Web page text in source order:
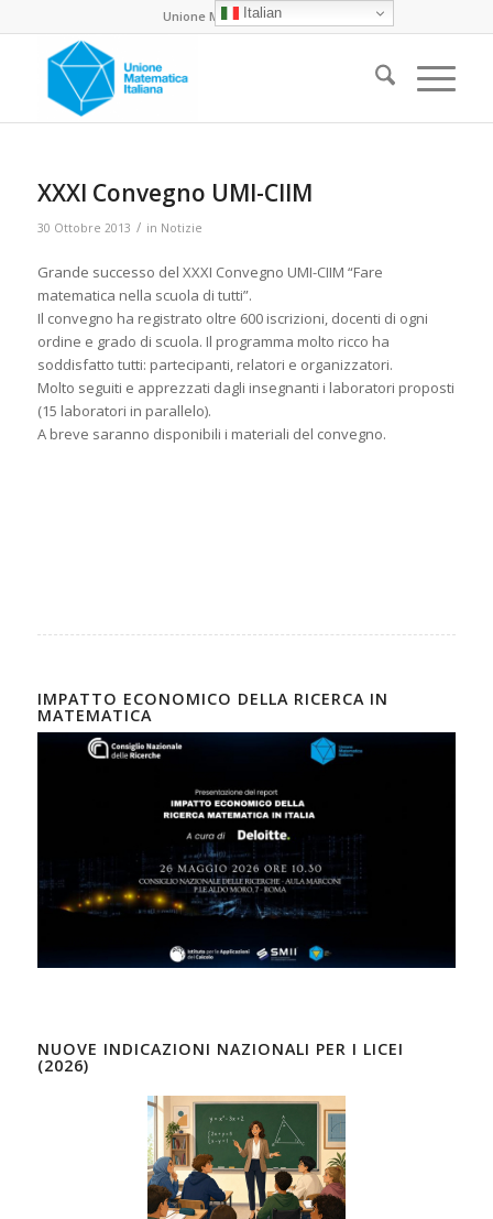
Unione Matematica Italiana
XXXI Convegno UMI-CIIM
30 Ottobre 2013 / in Notizie
Grande successo del XXXI Convegno UMI-CIIM “Fare
matematica nella scuola di tutti”.
Il convegno ha registrato oltre 600 iscrizioni, docenti di ogni
ordine e grado di scuola. Il programma molto ricco ha
soddisfatto tutti: partecipanti, relatori e organizzatori.
Molto seguiti e apprezzati dagli insegnanti i laboratori proposti
(15 laboratori in parallelo).
A breve saranno disponibili i materiali del convegno.
IMPATTO ECONOMICO DELLA RICERCA IN
MATEMATICA
NUOVE INDICAZIONI NAZIONALI PER I LICEI
(2026)
Italian